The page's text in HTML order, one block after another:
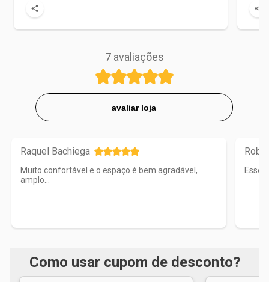
7 avaliações
avaliar loja
Raquel Bachiega
Muito confortável e o espaço é bem agradável,
amplo...
Esse
Como usar cupom de desconto?